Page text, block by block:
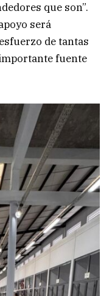
que son”.
será
de tantas
fuente